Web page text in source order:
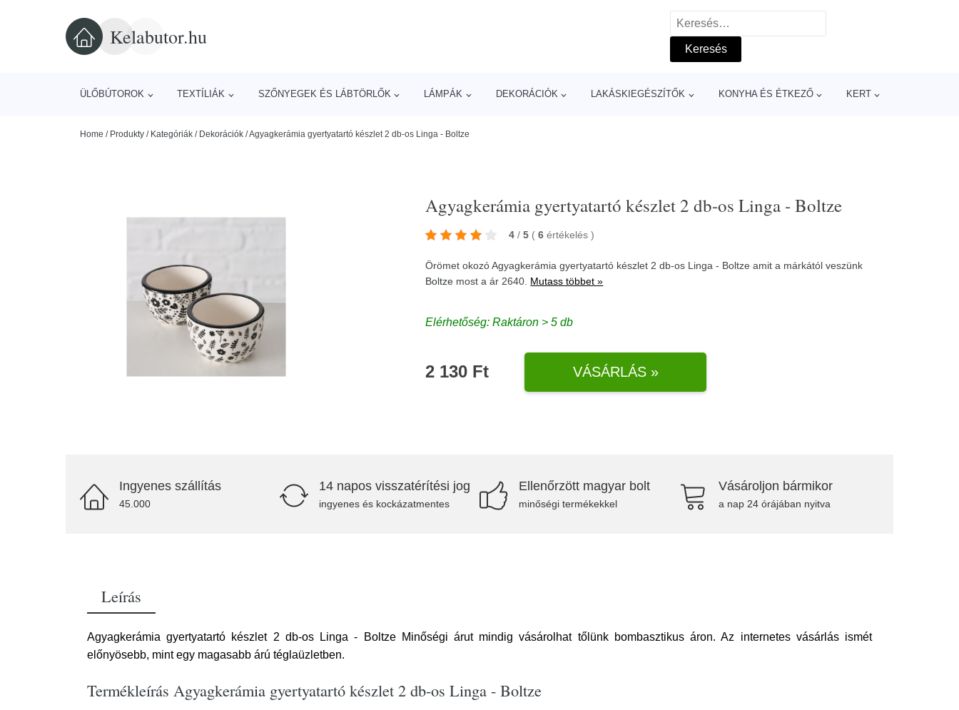
Kelabutor.hu
Keresés:
ÜLŐBÚTOROK TEXTÍLIÁK SZŐNYEGEK ÉS LÁBTÖRLŐK LÁMPÁK DEKORÁCIÓK LAKÁSKIEGÉSZÍTŐK KONYHA ÉS ÉTKEZŐ KERT
Home / Produkty / Kategóriák / Dekorációk /Agyagkerámia gyertyatartó készlet 2 db-os Linga - Boltze
Agyagkerámia gyertyatartó készlet 2 db-os Linga - Boltze
4 / 5 ( 6 értékelés)
Örömet okozó Agyagkerámia gyertyatartó készlet 2 db-os Linga - Boltze amit a márkától veszünk
Boltze most a ár 2640. Mutass többet »
Elérhetőség: Raktáron > 5 db
2 130 Ft VÁSÁRLÁS »
Ingyenes szállítás
45.000
14 napos visszatérítési jog
ingyenes és kockázatmentes
Ellenőrzött magyar bolt
minőségi termékekkel
Vásároljon bármikor
a nap 24 órájában nyitva
Leírás
Agyagkerámia gyertyatartó készlet 2 db-os Linga - Boltze Minőségi árut mindig vásárolhat tőlünk bombasztikus áron. Az internetes vásárlás ismét
előnyösebb, mint egy magasabb árú téglaüzletben.
Termékleírás Agyagkerámia gyertyatartó készlet 2 db-os Linga - Boltze